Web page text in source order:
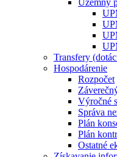
Územný
Transfery
Hospodárenie
Rozpočet
Výročné
Správa
Plán
Plán
Ostatné